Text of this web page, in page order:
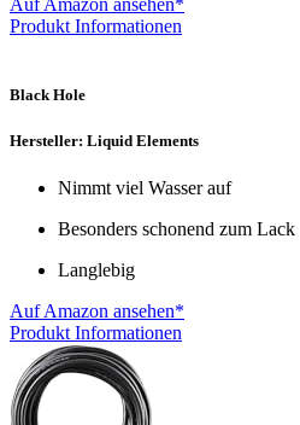
Produkt Informationen
Black Hole
Hersteller: Liquid Elements
Nimmt viel Wasser auf
Besonders schonend zum Lack
Langlebig
Auf Amazon ansehen*
Produkt Informationen